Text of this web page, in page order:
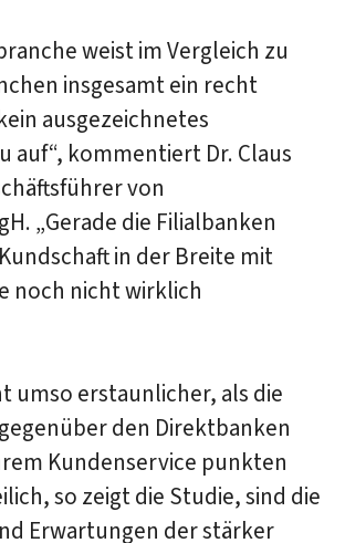
weist im Vergleich zu
insgesamt ein recht
ausgezeichnetes
auf“, kommentiert Dr. Claus
von
„Gerade die Filialbanken
in der Breite mit
noch nicht wirklich
umso erstaunlicher, als die
den Direktbanken
Kundenservice punkten
so zeigt die Studie, sind die
Erwartungen der stärker